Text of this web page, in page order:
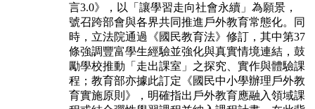
⾔3.0》，以「讓學習⾛向社會永續」為願景，
號召跨部會與各界共同推進⼾外教育常態化。同
時，立法院通過《國⺠教育法》修訂，其中第37
條強調豐富學⽣經驗並強化與真實情境連結，⿎
勵學校推動「⾛出課室」之探究、實作與體驗課
程；教育部亦據此訂定《國⺠中⼩學辦理⼾外教
育實施原則》，明確指出⼾外教育應融入領域課